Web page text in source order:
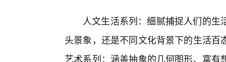
人文生活系列：细腻捕捉人们的
头景象，还是不同文化背景下的生活
艺术系列：涵盖抽象的几何图形、富